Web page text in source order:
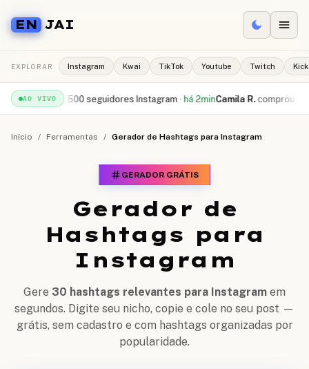
EN JAI
EXPLORAR Instagram Kwai TikTok Youtube Twitch Kick
AO VIVO
500 seguidores Instagram ·há 2minCamila R. comprou 10.000
Início / Ferramentas / Gerador de Hashtags para Instagram
GERADOR GRÁTIS
Gerador de
Hashtags para
Instagram
Gere 30 hashtags relevantes para Instagram em
segundos. Digite seu nicho, copie e cole no seu post —
grátis, sem cadastro e com hashtags organizadas por
popularidade.